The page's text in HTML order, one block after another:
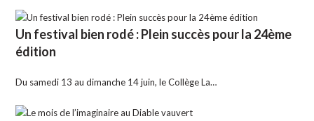
Un festival bien rodé : Plein succès pour la 24ème
édition
Du samedi 13 au dimanche 14 juin, le Collège La…